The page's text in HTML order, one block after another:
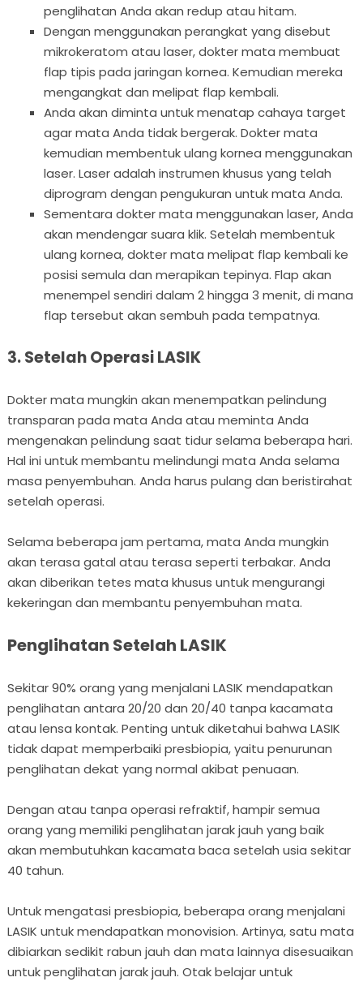
penglihatan Anda akan redup atau hitam.
Dengan menggunakan perangkat yang disebut
mikrokeratom atau laser, dokter mata membuat
flap tipis pada jaringan kornea. Kemudian mereka
mengangkat dan melipat flap kembali.
Anda akan diminta untuk menatap cahaya target
agar mata Anda tidak bergerak. Dokter mata
kemudian membentuk ulang kornea menggunakan
laser. Laser adalah instrumen khusus yang telah
diprogram dengan pengukuran untuk mata Anda.
Sementara dokter mata menggunakan laser, Anda
akan mendengar suara klik. Setelah membentuk
ulang kornea, dokter mata melipat flap kembali ke
posisi semula dan merapikan tepinya. Flap akan
menempel sendiri dalam 2 hingga 3 menit, di mana
flap tersebut akan sembuh pada tempatnya.
3. Setelah Operasi LASIK
Dokter mata mungkin akan menempatkan pelindung
transparan pada mata Anda atau meminta Anda
mengenakan pelindung saat tidur selama beberapa hari.
Hal ini untuk membantu melindungi mata Anda selama
masa penyembuhan. Anda harus pulang dan beristirahat
setelah operasi.
Selama beberapa jam pertama, mata Anda mungkin
akan terasa gatal atau terasa seperti terbakar. Anda
akan diberikan tetes mata khusus untuk mengurangi
kekeringan dan membantu penyembuhan mata.
Penglihatan Setelah LASIK
Sekitar 90% orang yang menjalani LASIK mendapatkan
penglihatan antara 20/20 dan 20/40 tanpa kacamata
atau lensa kontak. Penting untuk diketahui bahwa LASIK
tidak dapat memperbaiki presbiopia, yaitu penurunan
penglihatan dekat yang normal akibat penuaan.
Dengan atau tanpa operasi refraktif, hampir semua
orang yang memiliki penglihatan jarak jauh yang baik
akan membutuhkan kacamata baca setelah usia sekitar
40 tahun.
Untuk mengatasi presbiopia, beberapa orang menjalani
LASIK untuk mendapatkan monovision. Artinya, satu mata
dibiarkan sedikit rabun jauh dan mata lainnya disesuaikan
untuk penglihatan jarak jauh. Otak belajar untuk